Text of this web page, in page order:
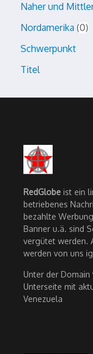
Naher und
Nordamerika 0
Schwerpunkt
Titel
RedGlobe ist ein
betriebenes
bezahlte
Banner u.ä. sind
vergütet werden.
werden von uns
Unter der Domain
Unterseite mit
Venezuela